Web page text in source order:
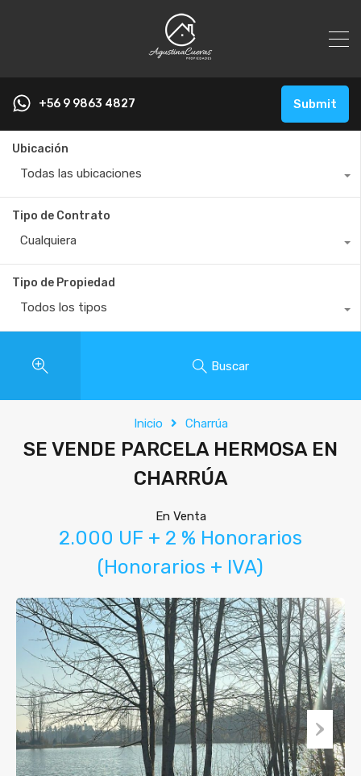
+56 9 9863 4827 Submit
Ubicación
Todas las ubicaciones
Tipo de Contrato
Cualquiera
Tipo de Propiedad
Todos los tipos
Buscar
Inicio Charrúa
SE VENDE PARCELA HERMOSA EN
CHARRÚA
En Venta
2.000 UF + 2 % Honorarios
(Honorarios + IVA)